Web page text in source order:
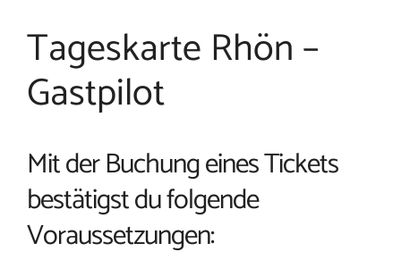
Tageskarte Rhön –
Gastpilot
Mit der Buchung eines Tickets
bestätigst du folgende
Voraussetzungen: